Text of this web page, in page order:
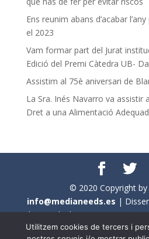
Ens reunim abans d’acabar
el 2023
Vam formar part del Jurat
Edició del Premi Càtedra UB-
Assistim al 75è aniversari de
La Sra. Inés Navarro va assistir
Dret a una Alimentació
© 2020 Copyright
info@medianeeds.es |
| Tots els drets reservats a
Avís per
Utilitzem cookies de tercers i